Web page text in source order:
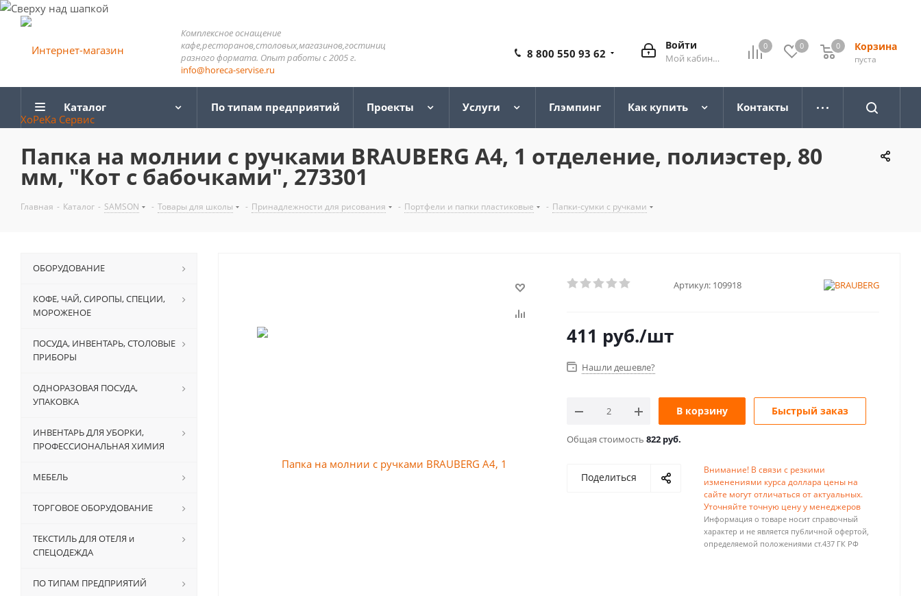
Комплексное оснащение
кафе,ресторанов,столовых,магазинов,гостиниц
разного формата. Опыт работы с 2005 г.
info@horeca-servise.ru
0 0 Корзина
0
пуста
0
Войти
Мой кабинет
8 800 550 93 62
Каталог По типам предприятий Проекты Услуги Глэмпинг Как купить Контакты
Папка на молнии с ручками BRAUBERG А4, 1 отделение, полиэстер, 80
мм, "Кот с бабочками", 273301
Главная - Каталог - SAMSON - Товары для школы - Принадлежности для рисования - Портфели и папки пластиковые - Папки-сумки с ручками
Артикул: 109918
411 руб./шт
Нашли дешевле?
В корзину Быстрый заказ
Общая стоимость 822 руб.
Поделиться
Внимание! В связи с резкими
изменениями курса доллара цены на
сайте могут отличаться от актуальных.
Уточняйте точную цену у менеджеров
Информация о товаре носит справочный
характер и не является публичной офертой,
определяемой положениями ст.437 ГК РФ
ОБОРУДОВАНИЕ
КОФЕ, ЧАЙ, СИРОПЫ, СПЕЦИИ,
МОРОЖЕНОЕ
ПОСУДА, ИНВЕНТАРЬ, СТОЛОВЫЕ
ПРИБОРЫ
ОДНОРАЗОВАЯ ПОСУДА,
УПАКОВКА
ИНВЕНТАРЬ ДЛЯ УБОРКИ,
ПРОФЕССИОНАЛЬНАЯ ХИМИЯ
МЕБЕЛЬ
ТОРГОВОЕ ОБОРУДОВАНИЕ
ТЕКСТИЛЬ ДЛЯ ОТЕЛЯ и
СПЕЦОДЕЖДА
ПО ТИПАМ ПРЕДПРИЯТИЙ